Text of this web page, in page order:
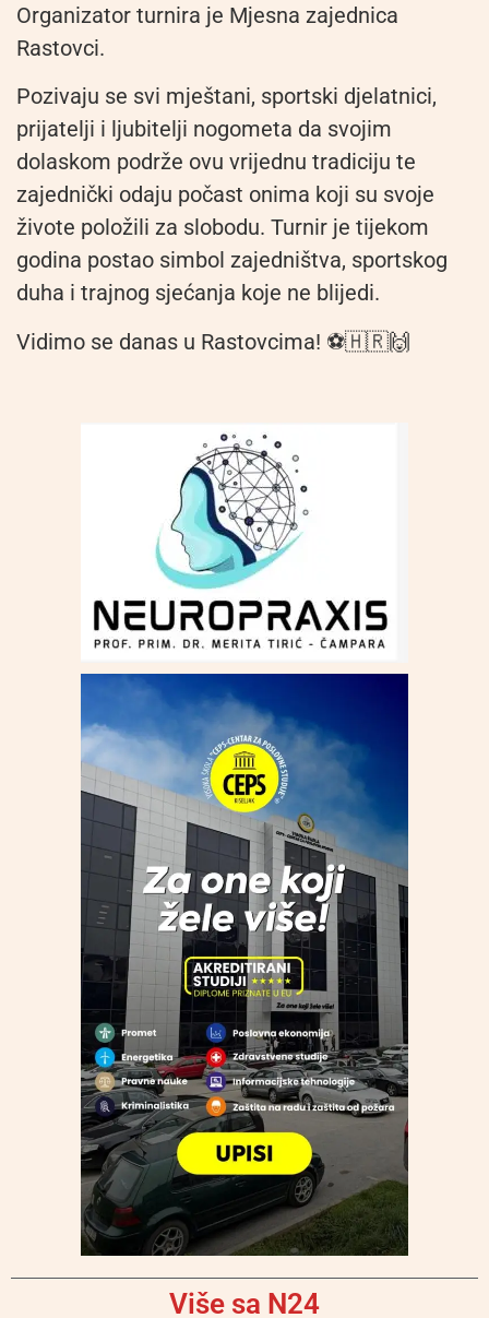
Organizator turnira je Mjesna zajednica
Rastovci.
Pozivaju se svi mještani, sportski djelatnici,
prijatelji i ljubitelji nogometa da svojim
dolaskom podrže ovu vrijednu tradiciju te
zajednički odaju počast onima koji su svoje
živote položili za slobodu. Turnir je tijekom
godina postao simbol zajedništva, sportskog
duha i trajnog sjećanja koje ne blijedi.
Vidimo se danas u Rastovcima! ⚽🇭🇷🙌
Više sa N24